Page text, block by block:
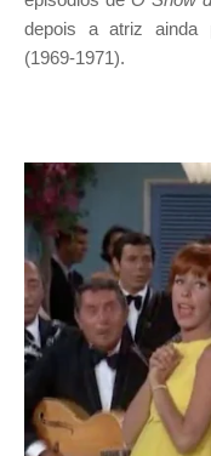
depois a atriz ainda
(1969-1971).